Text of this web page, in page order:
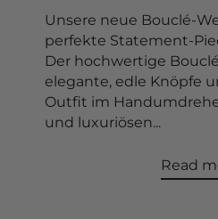
Add to
Unsere neue Bouclé-
perfekte Statement-
Der hochwertige
elegante, edle Knöpfe
Outfit im
und luxuriösen...
Read